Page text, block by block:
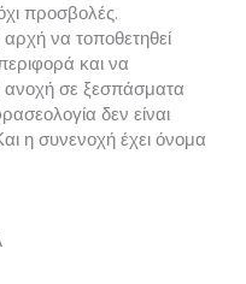
προσβολές.
να τοποθετηθεί
και να
ανοχή σε ξεσπάσματα
δεν είναι
η συνενοχή έχει όνομα